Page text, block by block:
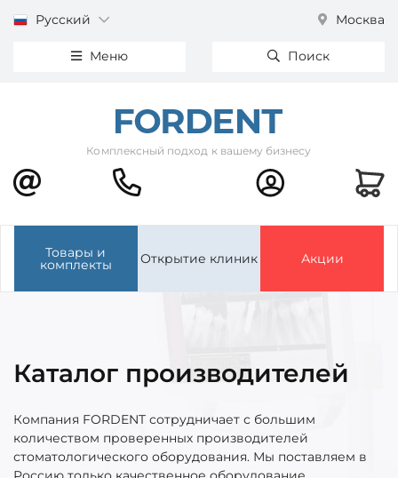
Русский Москва
Меню Поиск
Комплексный подход к вашему бизнесу
Товары и
комплекты Открытие клиник Акции
Каталог производителей
Компания FORDENT сотрудничает с большим
количеством проверенных производителей
стоматологического оборудования. Мы поставляем в